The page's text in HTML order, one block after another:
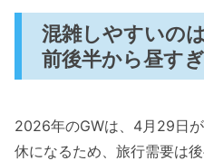
混雑しやすいの
前後半から昼すぎ
2026年のGWは、4月29日
休になるため、旅行需要は